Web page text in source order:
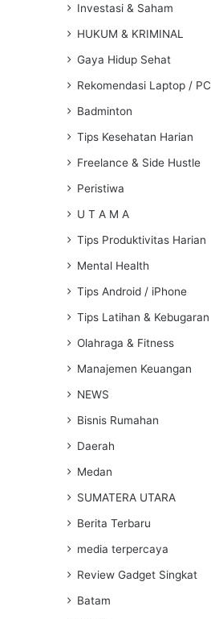
Investasi & Saham
HUKUM & KRIMINAL
Gaya Hidup Sehat
Rekomendasi Laptop / PC
Badminton
Tips Kesehatan Harian
Freelance & Side Hustle
Peristiwa
U T A M A
Tips Produktivitas Harian
Mental Health
Tips Android / iPhone
Tips Latihan & Kebugaran
Olahraga & Fitness
Manajemen Keuangan
NEWS
Bisnis Rumahan
Daerah
Medan
SUMATERA UTARA
Berita Terbaru
media terpercaya
Review Gadget Singkat
Batam